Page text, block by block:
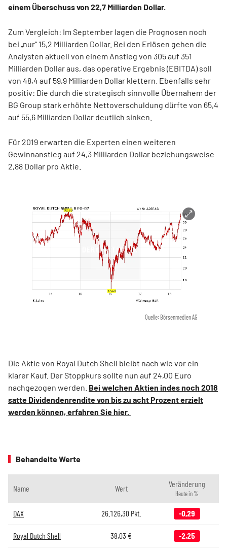
einem Überschuss von 22,7 Milliarden Dollar.
Zum Vergleich: Im September lagen die Prognosen noch
bei „nur“ 15,2 Milliarden Dollar. Bei den Erlösen gehen die
Analysten aktuell von einem Anstieg von 305 auf 351
Milliarden Dollar aus, das operative Ergebnis (EBITDA) soll
von 48,4 auf 59,9 Milliarden Dollar klettern. Ebenfalls sehr
positiv: Die durch die strategisch sinnvolle Übernahem der
BG Group stark erhöhte Nettoverschuldung dürfte von 65,4
auf 55,6 Milliarden Dollar deutlich sinken.
Für 2019 erwarten die Experten einen weiteren
Gewinnanstieg auf 24,3 Milliarden Dollar beziehungsweise
2,88 Dollar pro Aktie.
Quelle: Börsenmedien AG
Die Aktie von Royal Dutch Shell bleibt nach wie vor ein
klarer Kauf. Der Stoppkurs sollte nun auf 24,00 Euro
nachgezogen werden. Bei welchen Aktien indes noch 2018
satte Dividendenrendite von bis zu acht Prozent erzielt
werden können, erfahren Sie hier.
Behandelte Werte
Name Wert Veränderung
Heute in %
DAX 26.126,30 Pkt. -0,29
Royal Dutch Shell 38,03 € -2,25